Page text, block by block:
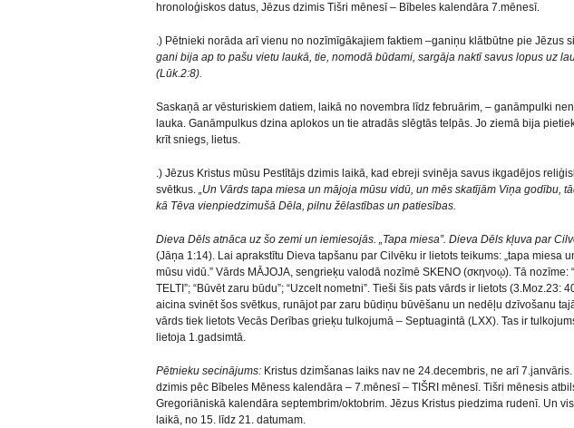
hronoloģiskos datus, Jēzus dzimis Tišri mēnesī – Bībeles kalendāra 7.mēnesī.
.) Pētnieki norāda arī vienu no nozīmīgākajiem faktiem –ganiņu klātbūtne pie Jēzus
gani bija ap to pašu vietu laukā, tie, nomodā būdami, sargāja naktī savus lopus uz
(Lūk.2:8).
Saskaņā ar vēsturiskiem datiem, laikā no novembra līdz februārim, – ganāmpulki
lauka. Ganāmpulkus dzina aplokos un tie atradās slēgtās telpās. Jo ziemā bija
krīt sniegs, lietus.
.) Jēzus Kristus mūsu Pestītājs dzimis laikā, kad ebreji svinēja savus ikgadējos
svētkus. „Un Vārds tapa miesa un mājoja mūsu vidū, un mēs skatījām Viņa godību,
kā Tēva vienpiedzimušā Dēla, pilnu žēlastības un patiesības.
Dieva Dēls atnāca uz šo zemi un iemiesojās. „Tapa miesa”. Dieva Dēls kļuva par
(Jāņa 1:14). Lai aprakstītu Dieva tapšanu par Cilvēku ir lietots teikums: „tapa miesa
mūsu vidū.” Vārds MĀJOJA, sengrieķu valodā nozīmē SKENO (σκηνοῳ). Tā nozīme:
TELTI”; “Būvēt zaru būdu”; “Uzcelt nometni”. Tieši šis pats vārds ir lietots (3.Moz.23:
aicina svinēt šos svētkus, runājot par zaru būdiņu būvēšanu un nedēļu dzīvošanu
vārds tiek lietots Vecās Derības grieķu tulkojumā – Septuagintā (LXX). Tas ir
lietoja 1.gadsimtā.
Pētnieku secinājums: Kristus dzimšanas laiks nav ne 24.decembris, ne arī
dzimis pēc Bībeles Mēness kalendāra – 7.mēnesī – TIŠRI mēnesī. Tišri mēnesis
Gregoriāniskā kalendāra septembrim/oktobrim. Jēzus Kristus piedzima rudenī. Un
laikā, no 15. līdz 21. datumam.